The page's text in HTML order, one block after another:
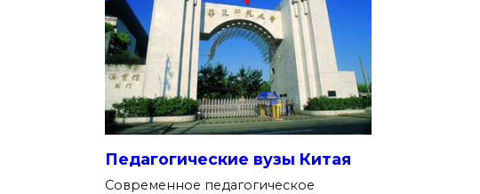
Педагогические вузы Китая
Современное педагогическое